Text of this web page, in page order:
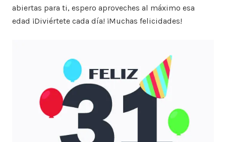
abiertas para ti, espero aproveches al máximo esa
edad ¡Diviértete cada día! ¡Muchas felicidades!